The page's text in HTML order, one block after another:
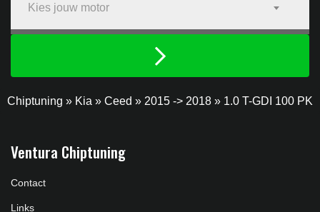
Kies jouw motor
Chiptuning » Kia » Ceed » 2015 -> 2018 » 1.0 T-GDI 100 PK
Ventura Chiptuning
Contact
Links